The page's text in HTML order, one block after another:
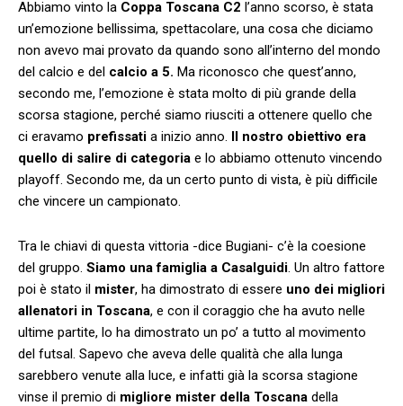
Abbiamo vinto la Coppa Toscana C2 l’anno scorso, è stata
un’emozione bellissima, spettacolare, una cosa che diciamo
non avevo mai provato da quando sono all’interno del mondo
del calcio e del calcio a 5. Ma riconosco che quest’anno,
secondo me, l’emozione è stata molto di più grande della
scorsa stagione, perché siamo riusciti a ottenere quello che
ci eravamo prefissati a inizio anno. Il nostro obiettivo era
quello di salire di categoria e lo abbiamo ottenuto vincendo
playoff. Secondo me, da un certo punto di vista, è più difficile
che vincere un campionato.
Tra le chiavi di questa vittoria -dice Bugiani- c’è la coesione
del gruppo. Siamo una famiglia a Casalguidi. Un altro fattore
poi è stato il mister, ha dimostrato di essere uno dei migliori
allenatori in Toscana, e con il coraggio che ha avuto nelle
ultime partite, lo ha dimostrato un po’ a tutto al movimento
del futsal. Sapevo che aveva delle qualità che alla lunga
sarebbero venute alla luce, e infatti già la scorsa stagione
vinse il premio di migliore mister della Toscana della